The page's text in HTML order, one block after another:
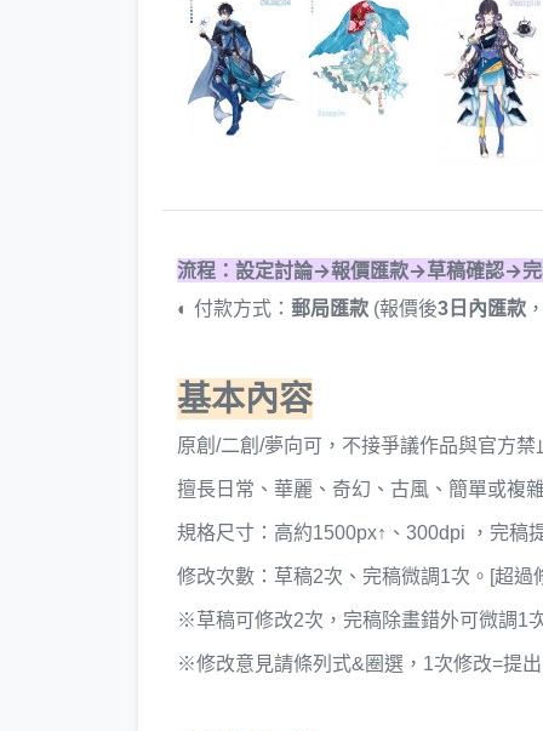
流程：設定討論→報價匯款→草稿確認→
◐ 付款方式： 郵局匯款 (報價後3日內匯款
基本內容
原創/二創/夢向可，不接爭議作品與官方
擅長日常、華麗、奇幻、古風、簡單或複
規格尺寸：高約1500px↑、300dpi ，完稿
修改次數：草稿2次、完稿微調1次。[超
※草稿可修改2次，完稿除畫錯外可微調1
※修改意見請條列式&圈選，1次修改=提